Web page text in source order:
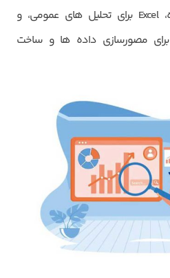
برای کار با پایگاه داده، Excel برای تحلیل های عمومی، و
Tableau یا Power BI برای مصورسازی داده ها و ساخت